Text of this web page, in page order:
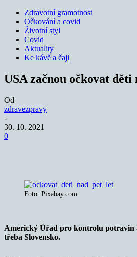
Zdravotní gramotnost
Očkování a covid
Životní styl
Covid
Aktuality
Ke kávě a čaji
USA začnou očkovat
Od
zdravezpravy
-
30. 10. 2021
0
Foto: Pixabay.com
Americký Úřad pro kontrolu potravin
třeba Slovensko.